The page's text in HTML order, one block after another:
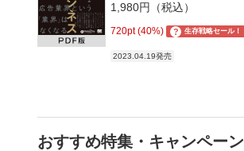
1,980円（税込）
720pt (40%) ? 生存戦略セール！
2023.04.19発売
おすすめ特集・キャンペーン